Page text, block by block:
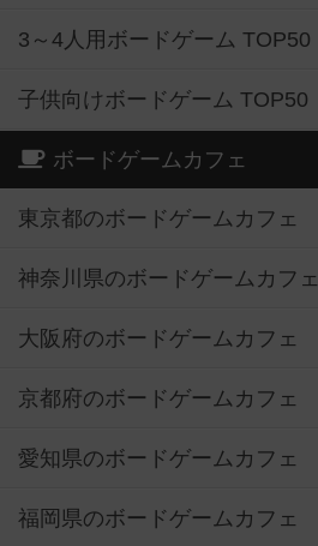
3～4人用ボードゲーム TOP50
子供向けボードゲーム TOP50
ボードゲームカフェ
東京都のボードゲームカフェ
神奈川県のボードゲームカフェ
大阪府のボードゲームカフェ
京都府のボードゲームカフェ
愛知県のボードゲームカフェ
福岡県のボードゲームカフェ